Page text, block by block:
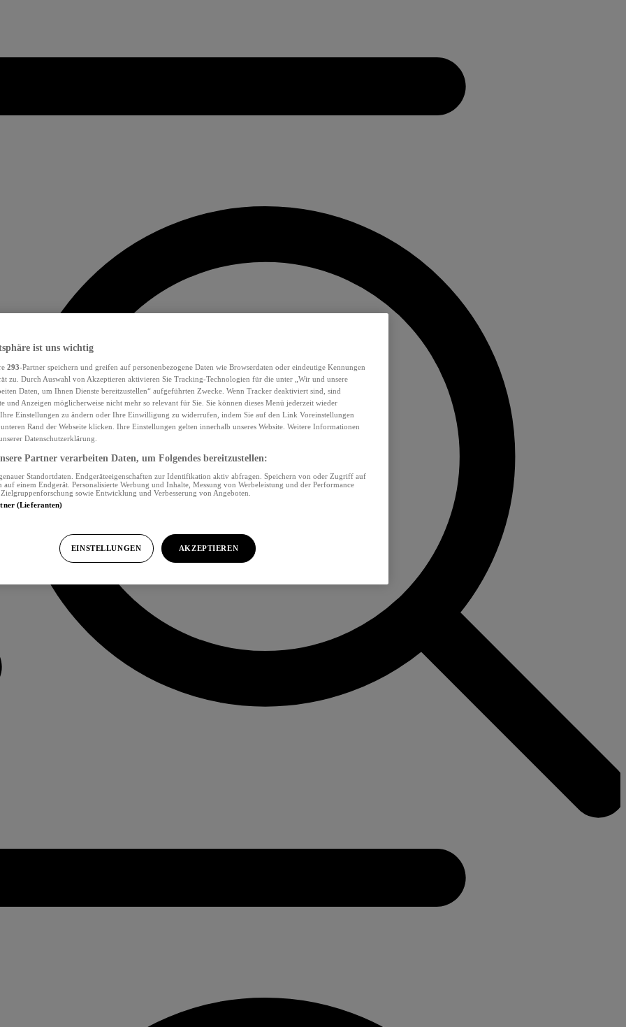
ist uns wichtig
293-Partner speichern und greifen auf personenbezogene Daten wie Browserdaten oder eindeutige Kennungen
zu. Durch Auswahl von Akzeptieren aktivieren Sie Tracking-Technologien für die unter „Wir und unsere
Daten, um Ihnen Dienste bereitzustellen“ aufgeführten Zwecke. Wenn Tracker deaktiviert sind, sind
und Anzeigen möglicherweise nicht mehr so relevant für Sie. Sie können dieses Menü jederzeit wieder
Einstellungen zu ändern oder Ihre Einwilligung zu widerrufen, indem Sie auf den Link Voreinstellungen
Rand der Webseite klicken. Ihre Einstellungen gelten innerhalb unseres Website. Weitere Informationen
Datenschutzerklärung.
Partner verarbeiten Daten, um Folgendes bereitzustellen:
Standortdaten. Endgeräteeigenschaften zur Identifikation aktiv abfragen. Speichern von oder Zugriff auf
einem Endgerät. Personalisierte Werbung und Inhalte, Messung von Werbeleistung und der Performance
sowie Entwicklung und Verbesserung von Angeboten.
(Lieferanten)
EINSTELLUNGEN AKZEPTIEREN